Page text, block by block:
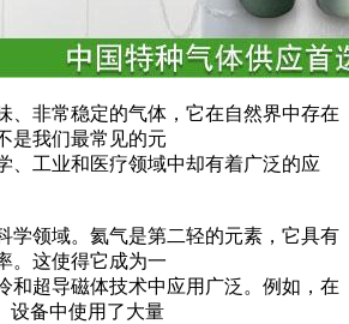
、非常稳定的气体，它在自然界中存在
是我们最常见的元
、工业和医疗领域中却有着广泛的应
学领域。氦气是第二轻的元素，它具有
。这使得它成为一
和超导磁体技术中应用广泛。例如，在
设备中使用了大量